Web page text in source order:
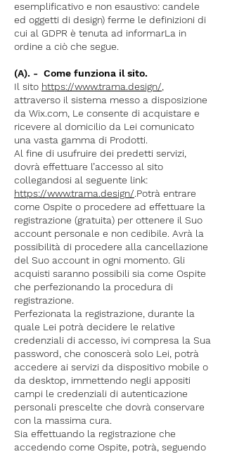
esemplificativo e non esaustivo: candele
ed oggetti di design) ferme le definizioni di
cui al GDPR è tenuta ad informarLa in
ordine a ciò che segue.
(A). - Come funziona il sito.
Il sito https://www.trama.design/,
attraverso il sistema messo a disposizione
da Wix.com, Le consente di acquistare e
ricevere al domicilio da Lei comunicato
una vasta gamma di Prodotti.
Al fine di usufruire dei predetti servizi,
dovrà effettuare l’accesso al sito
collegandosi al seguente link:
https://www.trama.design/.Potrà entrare
come Ospite o procedere ad effettuare la
registrazione (gratuita) per ottenere il Suo
account personale e non cedibile. Avrà la
possibilità di procedere alla cancellazione
del Suo account in ogni momento. Gli
acquisti saranno possibili sia come Ospite
che perfezionando la procedura di
registrazione.
Perfezionata la registrazione, durante la
quale Lei potrà decidere le relative
credenziali di accesso, ivi compresa la Sua
password, che conoscerà solo Lei, potrà
accedere ai servizi da dispositivo mobile o
da desktop, immettendo negli appositi
campi le credenziali di autenticazione
personali prescelte che dovrà conservare
con la massima cura.
Sia effettuando la registrazione che
accedendo come Ospite, potrà, seguendo